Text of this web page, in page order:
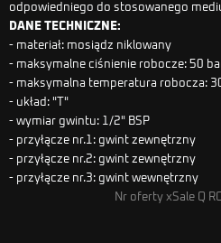
odpowiedniego do stosowanego
DANE TECHNICZNE:
- materiał: mosiądz niklowany
- maksymalne ciśnienie robocze: 50
- maksymalna temperatura robocza:
- układ: "T"
- wymiar gwintu: 1/2" BSP
- przyłącze nr.1: gwint zewnętrzny
- przyłącze nr.2: gwint zewnętrzny
- przyłącze nr.3: gwint wewnętrzny
Nr oferty xSale Q